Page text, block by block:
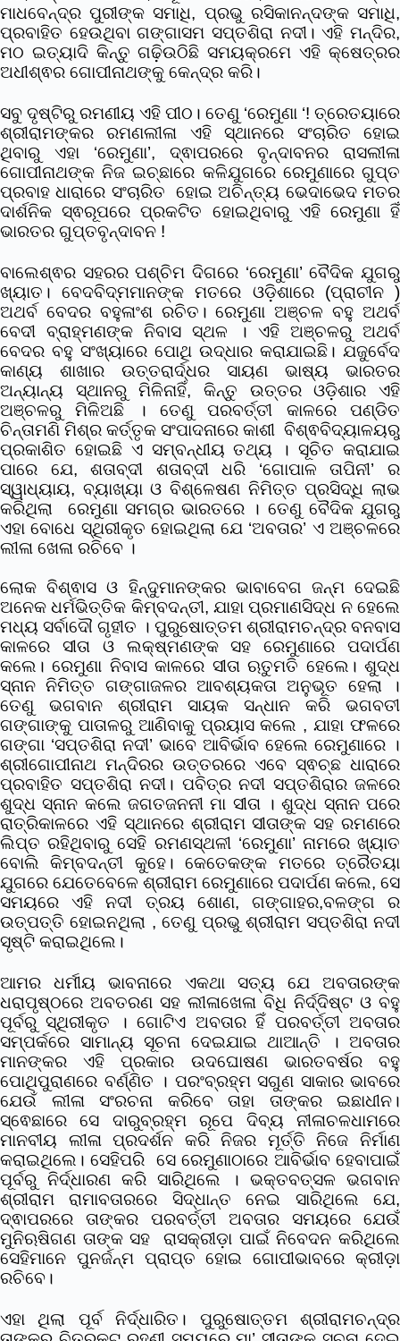
ମାଧବେନ୍ଦ୍ର ପୁରୀଙ୍କ ସମାଧି, ପ୍ରଭୁ ରସିକାନନ୍ଦଙ୍କ ସମାଧି,
ପ୍ରବାହିତ ହେଉଥିବା ଗଙ୍ଗାସମ ସପ୍ତଶିରା ନଦୀ। ଏହି ମନ୍ଦିର,
ମଠ ଇତ୍ୟାଦି କିନ୍ତୁ ଗଢ଼ିଉଠିଛି ସମୟକ୍ରମେ ଏହି କ୍ଷେତ୍ରର
ଅଧୀଶ୍ଵର ଗୋପୀନାଥଙ୍କୁ କେନ୍ଦ୍ର କରି।
ସବୁ ଦୃଷ୍ଟିରୁ ରମଣୀୟ ଏହି ପୀଠ। ତେଣୁ ‘ରେମୁଣା ‘! ତ୍ରେତୟାରେ
ଶ୍ରୀରାମଙ୍କର ରମଣଲୀଳା ଏହି ସ୍ଥାନରେ ସଂଚାରିତ ହୋଇ
ଥିବାରୁ ଏହା ‘ରେମୁଣା’, ଦ୍ଵାପରରେ ବୃନ୍ଦାବନର ରାସଲୀଳା
ଗୋପୀନାଥଙ୍କ ନିଜ ଇଚ୍ଛାରେ କଳିଯୁଗରେ ରେମୁଣାରେ ଗୁପ୍ତ
ପ୍ରବାହ ଧାରାରେ ସଂଚାରିତ ହୋଇ ଅଚିନ୍ତ୍ୟ ଭେଦାଭେଦ ମତର
ଦାର୍ଶନିକ ସ୍ଵରୂପରେ ପ୍ରକଟିତ ହୋଇଥିବାରୁ ଏହି ରେମୁଣା ହିଁ
ଭାରତର ଗୁପ୍ତବୃନ୍ଦାବନ !
ବାଲେଶ୍ଵର ସହରର ପଶ୍ଚିମ ଦିଗରେ ‘ରେମୁଣା’ ବୈଦିକ ଯୁଗରୁ
ଖ୍ୟାତ। ବେଦବିଦ୍ମମାନଙ୍କ ମତରେ ଓଡ଼ିଶାରେ (ପ୍ରାଚୀନ )
ଅଥର୍ବ ବେଦର ବହୁଳାଂଶ ରଚିତ। ରେମୁଣା ଅଞ୍ଚଳ ବହୁ ଅଥର୍ବ
ବେଦୀ ବ୍ରାହ୍ମଣଙ୍କ ନିବାସ ସ୍ଥଳ । ଏହି ଅଞ୍ଚଳରୁ ଅଥର୍ବ
ବେଦର ବହୁ ସଂଖ୍ୟାରେ ପୋଥି ଉଦ୍ଧାର କରାଯାଇଛି। ଯଜୁର୍ବେଦ
କାଣ୍ୟ ଶାଖାର ଉତ୍ତରାର୍ଦ୍ଧର ସାୟଣ ଭାଷ୍ୟ ଭାରତର
ଅନ୍ୟାନ୍ୟ ସ୍ଥାନରୁ ମିଳିନାହିଁ, କିନ୍ତୁ ଉତ୍ତର ଓଡ଼ିଶାର ଏହି
ଅଞ୍ଚଳରୁ ମିଳିଅଛି । ତେଣୁ ପରବର୍ତ୍ତୀ କାଳରେ ପଣ୍ଡିତ
ଚିନ୍ତାମଣି ମିଶ୍ର କର୍ତ୍ତୃକ ସଂପାଦନାରେ କାଶୀ ବିଶ୍ଵବିଦ୍ୟାଳୟରୁ
ପ୍ରକାଶିତ ହୋଇଛି ଏ ସମ୍ବନ୍ଧୀୟ ତଥ୍ୟ । ସୂଚିତ କରାଯାଇ
ପାରେ ଯେ, ଶତାବ୍ଦୀ ଶତାବ୍ଦୀ ଧରି ‘ଗୋପାଳ ତାପିନୀ’ ର
ସ୍ୱାଧ୍ୟାୟ, ବ୍ୟାଖ୍ୟା ଓ ବିଶ୍ଳେଷଣ ନିମିତ୍ତ ପ୍ରସିଦ୍ଧି ଲାଭ
କରିଥିଲା ରେମୁଣା ସମଗ୍ର ଭାରତରେ । ତେଣୁ ବୈଦିକ ଯୁଗରୁ
ଏହା ବୋଧେ ସ୍ଥିରୀକୃତ ହୋଇଥିଲା ଯେ ‘ଅବତାର’ ଏ ଅଞ୍ଚଳରେ
ଲୀଳା ଖେଳା ରଚିବେ ।
ଲୋକ ବିଶ୍ଵାସ ଓ ହିନ୍ଦୁମାନଙ୍କର ଭାବାବେଗ ଜନ୍ମ ଦେଇଛି
ଅନେକ ଧର୍ମଭିତ୍ତିକ କିମ୍ବଦନ୍ତୀ, ଯାହା ପ୍ରମାଣସିଦ୍ଧ ନ ହେଲେ
ମଧ୍ୟ ସର୍ବାଦୌ ଗୃହୀତ । ପୁରୁଷୋତ୍ତମ ଶ୍ରୀରାମଚନ୍ଦ୍ର ବନବାସ
କାଳରେ ସୀତା ଓ ଲକ୍ଷ୍ମଣଙ୍କ ସହ ରେମୁଣାରେ ପଦାର୍ପଣ
କଲେ। ରେମୁଣା ନିବାସ କାଳରେ ସୀତା ଋତୁମତି ହେଲେ। ଶୁଦ୍ଧ
ସ୍ନାନ ନିମିତ୍ତ ଗଙ୍ଗାଜଳର ଆବଶ୍ୟକତା ଅନୁଭୂତ ହେଲା ।
ତେଣୁ ଭଗବାନ ଶ୍ରୀରାମ ସାୟକ ସନ୍ଧାନ କରି ଭଗବତୀ
ଗଙ୍ଗାଙ୍କୁ ପାତାଳରୁ ଆଣିବାକୁ ପ୍ରୟାସ କଲେ , ଯାହା ଫଳରେ
ଗଙ୍ଗା ‘ସପ୍ତଶିରା ନଦୀ’ ଭାବେ ଆବିର୍ଭାବ ହେଲେ ରେମୁଣାରେ ।
ଶ୍ରୀଗୋପୀନାଥ ମନ୍ଦିରର ଉତ୍ତରରେ ଏବେ ସ୍ଵଚ୍ଛ ଧାରାରେ
ପ୍ରବାହିତ ସପ୍ତଶିରା ନଦୀ। ପବିତ୍ର ନଦୀ ସପ୍ତଶିରାର ଜଳରେ
ଶୁଦ୍ଧ ସ୍ନାନ କଲେ ଜଗତଜନନୀ ମା ସୀତା । ଶୁଦ୍ଧ ସ୍ନାନ ପରେ
ରାତ୍ରିକାଳରେ ଏହି ସ୍ଥାନରେ ଶ୍ରୀରାମ ସୀତାଙ୍କ ସହ ରମଣରେ
ଲିପ୍ତ ରହିଥିବାରୁ ସେହି ରମଣସ୍ଥଳୀ ‘ରେମୁଣା’ ନାମରେ ଖ୍ୟାତ
ବୋଲି କିମ୍ବଦନ୍ତୀ କୁହେ। କେତେକଙ୍କ ମତରେ ତ୍ରୈତୟା
ଯୁଗରେ ଯେତେବେଳେ ଶ୍ରୀରାମ ରେମୁଣାରେ ପଦାର୍ପଣ କଲେ, ସେ
ସମୟରେ ଏହି ନଦୀ ତ୍ରୟ ଶୋଣ, ଗଙ୍ଗାହର,ବଳଙ୍ଗ ର
ଉତ୍ପତ୍ତି ହୋଇନଥିଲା , ତେଣୁ ପ୍ରଭୁ ଶ୍ରୀରାମ ସପ୍ତଶିରା ନଦୀ
ସୃଷ୍ଟି କରାଇଥିଲେ।
ଆମର ଧର୍ମୀୟ ଭାବନାରେ ଏକଥା ସତ୍ୟ ଯେ ଅବତାରଙ୍କ
ଧରାପୃଷ୍ଠରେ ଅବତରଣ ସହ ଲୀଳାଖେଳା ବିଧି ନିର୍ଦ୍ଦିଷ୍ଟ ଓ ବହୁ
ପୂର୍ବରୁ ସ୍ଥିରୀକୃତ । ଗୋଟିଏ ଅବତାର ହିଁ ପରବର୍ତ୍ତୀ ଅବତାର
ସମ୍ପର୍କରେ ସାମାନ୍ୟ ସୂଚନା ଦେଇଯାଇ ଥାଆନ୍ତି । ଅବତାର
ମାନଙ୍କର ଏହି ପ୍ରକାର ଉଦଘୋଷଣ ଭାରତବର୍ଷର ବହୁ
ପୋଥିପୁରାଣରେ ବର୍ଣ୍ଣିତ । ପରଂବ୍ରହ୍ମ ସଗୁଣ ସାକାର ଭାବରେ
ଯେଉଁ ଲୀଳା ସଂରଚନା କରିବେ ତାହା ତାଙ୍କର ଇଛାଧୀନ।
ସ୍ଵେଛାରେ ସେ ଦାରୁବ୍ରହ୍ମ ରୂପେ ଦିବ୍ୟ ନୀଳାଚଳଧାମରେ
ମାନବୀୟ ଲୀଳା ପ୍ରଦର୍ଶନ କରି ନିଜର ମୂର୍ତ୍ତି ନିଜେ ନିର୍ମାଣ
କରାଇଥିଲେ। ସେହିପରି ସେ ରେମୁଣାଠାରେ ଆବିର୍ଭାବ ହେବାପାଇଁ
ପୂର୍ବରୁ ନିର୍ଦ୍ଧାରଣ କରି ସାରିଥିଲେ । ଭକ୍ତବତ୍ସଳ ଭଗବାନ
ଶ୍ରୀରାମ ରାମାବତାରରେ ସିଦ୍ଧାନ୍ତ ନେଇ ସାରିଥିଲେ ଯେ,
ଦ୍ଵାପରରେ ତାଙ୍କର ପରବର୍ତ୍ତୀ ଅବତାର ସମୟରେ ଯେଉଁ
ମୁନିଋଷିଗଣ ତାଙ୍କ ସହ ରାସକ୍ରୀଡ଼ା ପାଇଁ ନିବେଦନ କରିଥିଲେ
ସେହିମାନେ ପୁନର୍ଜନ୍ମ ପ୍ରାପ୍ତ ହୋଇ ଗୋପୀଭାବରେ କ୍ରୀଡ଼ା
ରଚିବେ।
ଏହା ଥିଲା ପୂର୍ବ ନିର୍ଦ୍ଧାରିତ। ପୁରୁଷୋତ୍ତମ ଶ୍ରୀରାମଚନ୍ଦ୍ର